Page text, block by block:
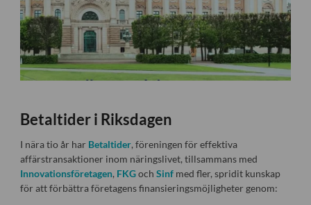
Betaltider i Riksdagen
I nära tio år har Betaltider, föreningen för effektiva
affärstransaktioner inom näringslivet, tillsammans med
Innovationsföretagen, FKGoch Sinfmed fler, spridit kunskap
för att förbättra företagens finansieringsmöjligheter genom: